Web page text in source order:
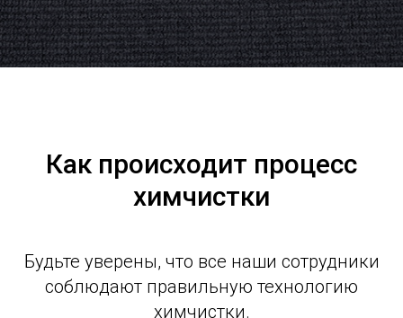
Как происходит процесс
химчистки
Будьте уверены, что все наши сотрудники
соблюдают правильную технологию
химчистки.